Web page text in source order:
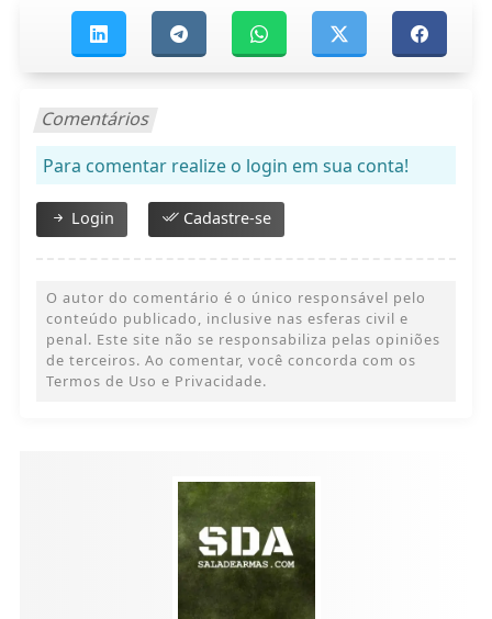
Comentários
Para comentar realize o login em sua conta!
Login Cadastre-se
O autor do comentário é o único responsável pelo
conteúdo publicado, inclusive nas esferas civil e
penal. Este site não se responsabiliza pelas opiniões
de terceiros. Ao comentar, você concorda com os
Termos de Uso e Privacidade.